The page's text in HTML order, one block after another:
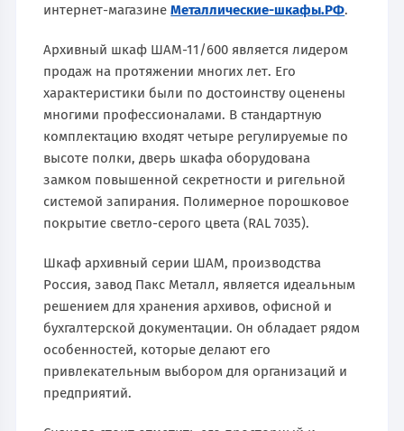
интернет-магазинеМеталлические-шкафы.РФ.
Архивный шкаф ШАМ-11/600 является лидером
продаж на протяжении многих лет. Его
характеристики были по достоинству оценены
многими профессионалами. В стандартную
комплектацию входят четыре регулируемые по
высоте полки, дверь шкафа оборудована
замком повышенной секретности и ригельной
системой запирания. Полимерное порошковое
покрытие светло-серого цвета (RAL 7035).
Шкаф архивный серии ШАМ, производства
Россия, завод Пакс Металл, является идеальным
решением для хранения архивов, офисной и
бухгалтерской документации. Он обладает рядом
особенностей, которые делают его
привлекательным выбором для организаций и
предприятий.